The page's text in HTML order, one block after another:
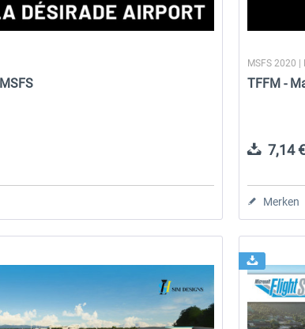
MSFS 2020 |
TFFM -
7,14
Merken